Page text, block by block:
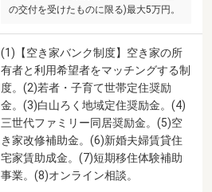
の交付を受けたものに限る)最大5万円。
(1)【空き家バンク制度】空き家の所
有者と利用希望者をマッチングする制
度。(2)若者・子育て世帯定住奨励
金。(3)白山ろく地域定住奨励金。(4)
三世代ファミリー同居奨励金。(5)空
き家改修補助金。(6)新婚夫婦賃貸住
宅家賃助成金。(7)短期移住体験補助
事業。(8)オンライン相談。